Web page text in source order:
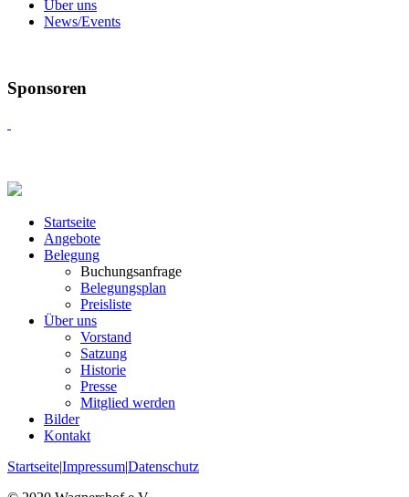
Über uns
News/Events
Sponsoren
Startseite
Angebote
Belegung
Buchungsanfrage
Belegungsplan
Preisliste
Über uns
Vorstand
Satzung
Historie
Presse
Mitglied werden
Bilder
Kontakt
Startseite|Impressum|Datenschutz